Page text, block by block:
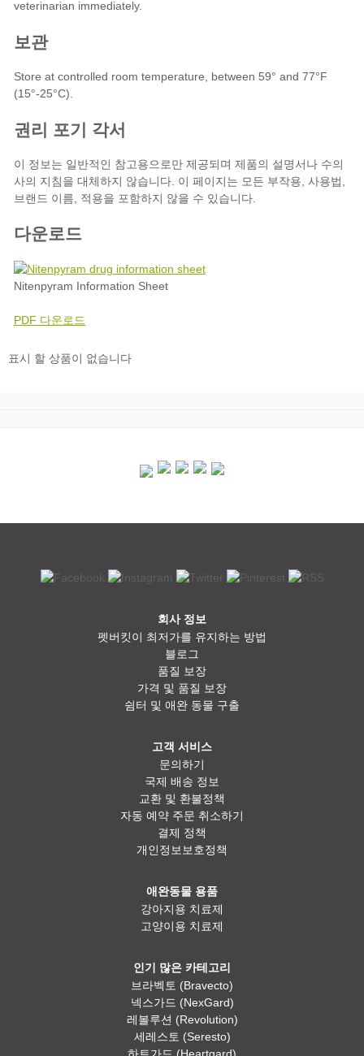
다운로드
Nitenpyram Information Sheet
PDF 다운로드
표시 할 상품이 없습니다
회사 정보
펫버킷이 최저가를 유지하는 방법
블로그
품질 보장
가격 및 품질 보장
쉼터 및 애완 동물 구출
고객 서비스
문의하기
국제 배송 정보
교환 및 환불정책
자동 예약 주문 취소하기
결제 정책
개인정보보호정책
애완동물 용품
강아지용 치료제
고양이용 치료제
인기 많은 카테고리
브라벡토 (Bravecto)
넥스가드 (NexGard)
레볼루션 (Revolution)
세레스토 (Seresto)